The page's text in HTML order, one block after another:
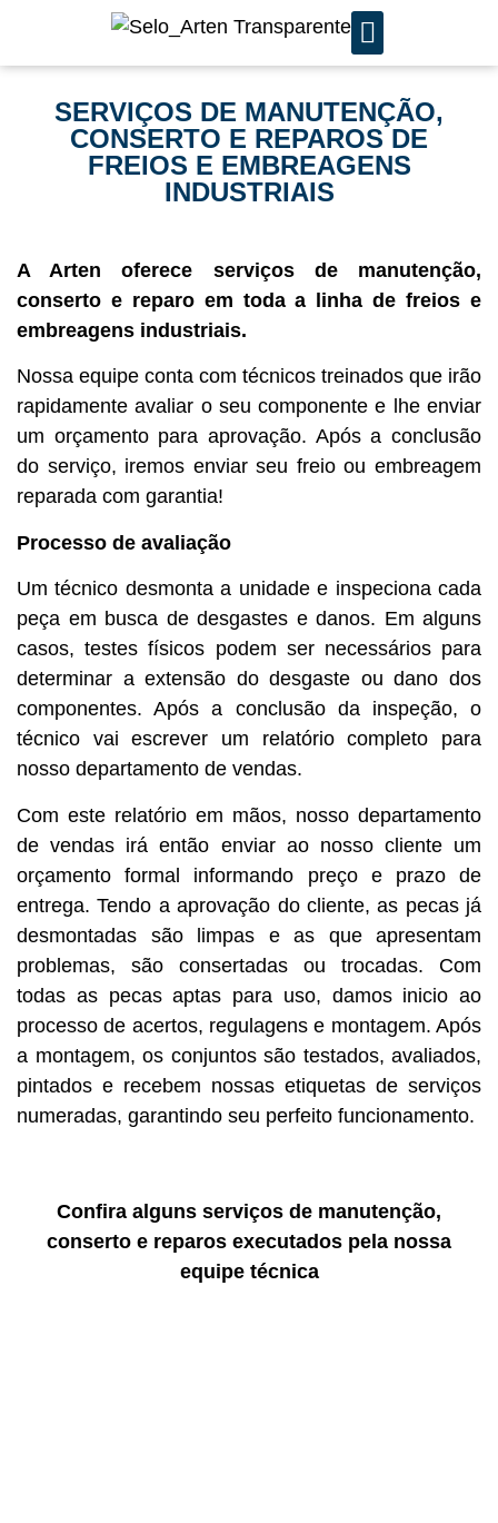
SERVIÇOS DE MANUTENÇÃO,
CONSERTO E REPAROS DE
FREIOS E EMBREAGENS
INDUSTRIAIS
A Arten oferece serviços de manutenção,
conserto e reparo em toda a linha de freios e
embreagens industriais.
Nossa equipe conta com técnicos treinados que irão
rapidamente avaliar o seu componente e lhe enviar
um orçamento para aprovação. Após a conclusão
do serviço, iremos enviar seu freio ou embreagem
reparada com garantia!
Processo de avaliação
Um técnico desmonta a unidade e inspeciona cada
peça em busca de desgastes e danos. Em alguns
casos, testes físicos podem ser necessários para
determinar a extensão do desgaste ou dano dos
componentes. Após a conclusão da inspeção, o
técnico vai escrever um relatório completo para
nosso departamento de vendas.
Com este relatório em mãos, nosso departamento
de vendas irá então enviar ao nosso cliente um
orçamento formal informando preço e prazo de
entrega. Tendo a aprovação do cliente, as pecas já
desmontadas são limpas e as que apresentam
problemas, são consertadas ou trocadas. Com
todas as pecas aptas para uso, damos inicio ao
processo de acertos, regulagens e montagem. Após
a montagem, os conjuntos são testados, avaliados,
pintados e recebem nossas etiquetas de serviços
numeradas, garantindo seu perfeito funcionamento.
Confira alguns serviços de manutenção,
conserto e reparos executados pela nossa
equipe técnica